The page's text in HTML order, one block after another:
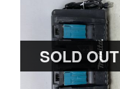
SOLD OUT